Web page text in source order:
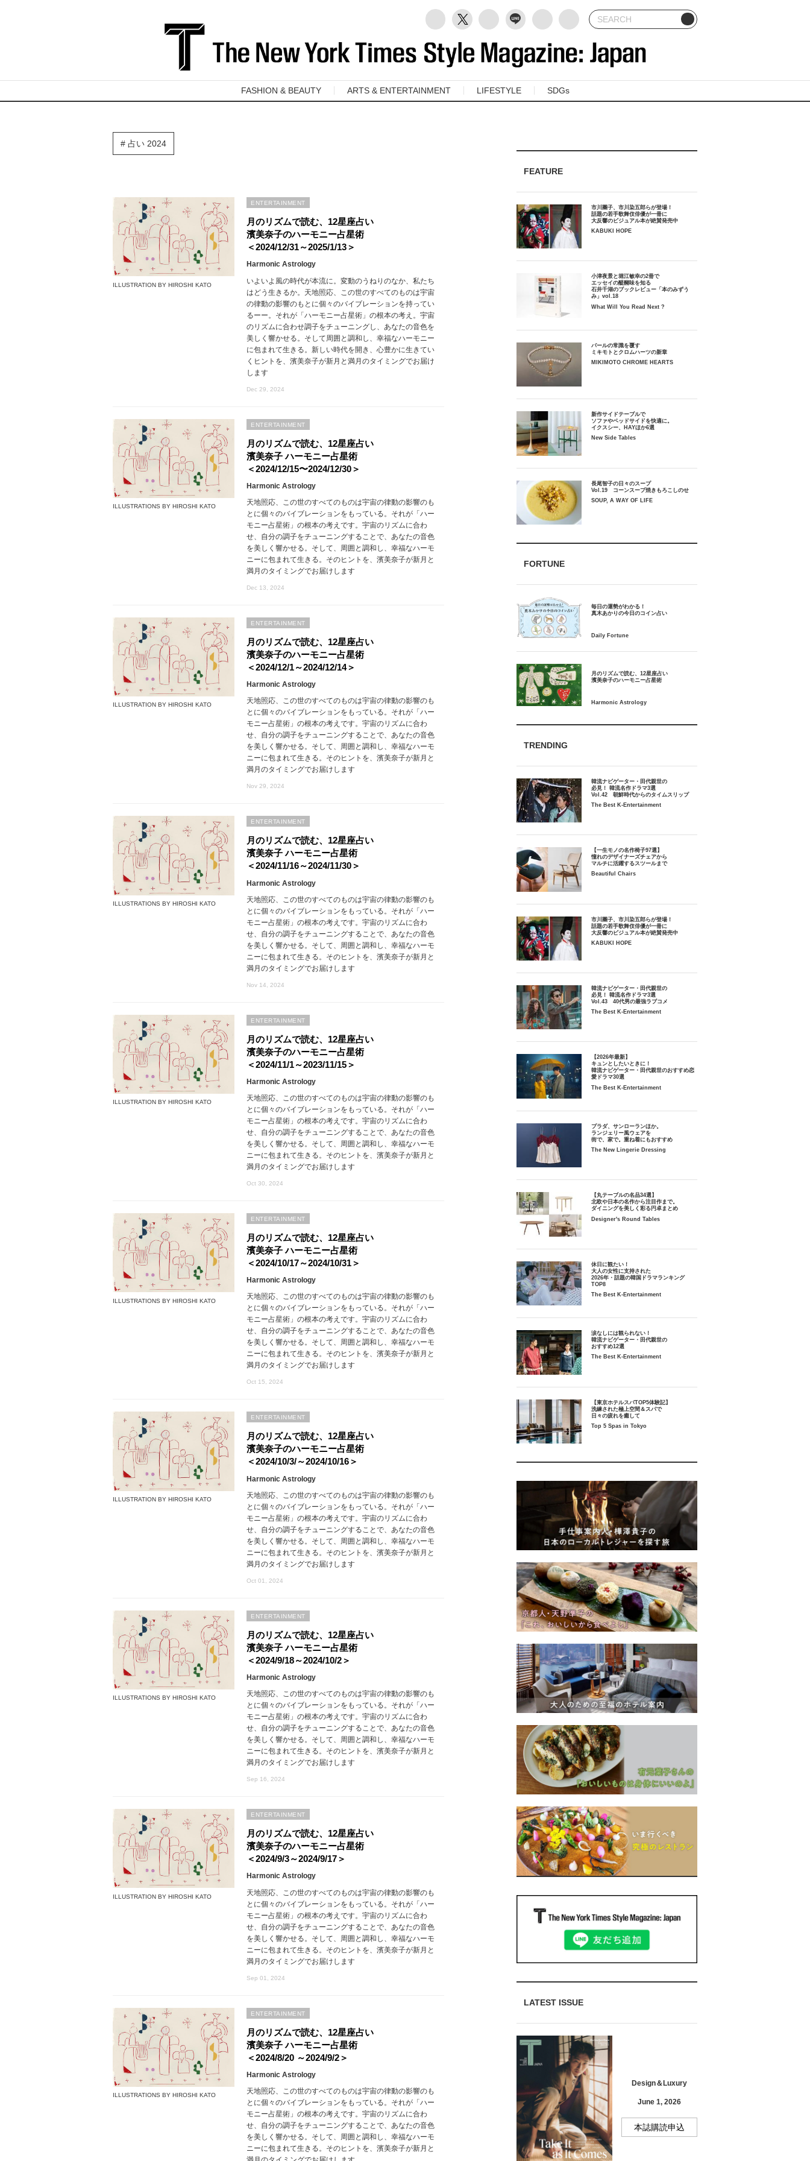
FASHION & BEAUTY ARTS & ENTERTAINMENT LIFESTYLE SDGs
占い 2024
ILLUSTRATION BY HIROSHI KATO
月のリズムで読む、12星座占い
濱美奈子のハーモニー占星術
＜2024/12/31～2025/1/13＞
Harmonic Astrology
いよいよ風の時代が本流に。変動のうねりのなか、私たち
はどう生きるか。天地照応、この世のすべてのものは宇宙
の律動の影響のもとに個々のバイブレーションを持ってい
るーー。それが「ハーモニー占星術」の根本の考え。宇宙
のリズムに合わせ調子をチューニングし、あなたの音色を
美しく響かせる。そして周囲と調和し、幸福なハーモニー
に包まれて生きる。新しい時代を開き、心豊かに生きてい
くヒントを、濱美奈子が新月と満月のタイミングでお届け
します
Dec 29, 2024
ENTERTAINMENT
ILLUSTRATIONS BY HIROSHI KATO
月のリズムで読む、12星座占い
濱美奈子 ハーモニー占星術
＜2024/12/15〜2024/12/30＞
Harmonic Astrology
天地照応、この世のすべてのものは宇宙の律動の影響のも
とに個々のバイブレーションをもっている。それが「ハー
モニー占星術」の根本の考えです。宇宙のリズムに合わ
せ、自分の調子をチューニングすることで、あなたの音色
を美しく響かせる。そして、周囲と調和し、幸福なハーモ
ニーに包まれて生きる。そのヒントを、濱美奈子が新月と
満月のタイミングでお届けします
Dec 13, 2024
ENTERTAINMENT
ILLUSTRATION BY HIROSHI KATO
月のリズムで読む、12星座占い
濱美奈子のハーモニー占星術
＜2024/12/1～2024/12/14＞
Harmonic Astrology
天地照応、この世のすべてのものは宇宙の律動の影響のも
とに個々のバイブレーションをもっている。それが「ハー
モニー占星術」の根本の考えです。宇宙のリズムに合わ
せ、自分の調子をチューニングすることで、あなたの音色
を美しく響かせる。そして、周囲と調和し、幸福なハーモ
ニーに包まれて生きる。そのヒントを、濱美奈子が新月と
満月のタイミングでお届けします
Nov 29, 2024
ENTERTAINMENT
ILLUSTRATIONS BY HIROSHI KATO
月のリズムで読む、12星座占い
濱美奈子 ハーモニー占星術
＜2024/11/16～2024/11/30＞
Harmonic Astrology
天地照応、この世のすべてのものは宇宙の律動の影響のも
とに個々のバイブレーションをもっている。それが「ハー
モニー占星術」の根本の考えです。宇宙のリズムに合わ
せ、自分の調子をチューニングすることで、あなたの音色
を美しく響かせる。そして、周囲と調和し、幸福なハーモ
ニーに包まれて生きる。そのヒントを、濱美奈子が新月と
満月のタイミングでお届けします
Nov 14, 2024
ENTERTAINMENT
ILLUSTRATION BY HIROSHI KATO
月のリズムで読む、12星座占い
濱美奈子のハーモニー占星術
＜2024/11/1～2023/11/15＞
Harmonic Astrology
天地照応、この世のすべてのものは宇宙の律動の影響のも
とに個々のバイブレーションをもっている。それが「ハー
モニー占星術」の根本の考えです。宇宙のリズムに合わ
せ、自分の調子をチューニングすることで、あなたの音色
を美しく響かせる。そして、周囲と調和し、幸福なハーモ
ニーに包まれて生きる。そのヒントを、濱美奈子が新月と
満月のタイミングでお届けします
Oct 30, 2024
ENTERTAINMENT
ILLUSTRATIONS BY HIROSHI KATO
月のリズムで読む、12星座占い
濱美奈子 ハーモニー占星術
＜2024/10/17～2024/10/31＞
Harmonic Astrology
天地照応、この世のすべてのものは宇宙の律動の影響のも
とに個々のバイブレーションをもっている。それが「ハー
モニー占星術」の根本の考えです。宇宙のリズムに合わ
せ、自分の調子をチューニングすることで、あなたの音色
を美しく響かせる。そして、周囲と調和し、幸福なハーモ
ニーに包まれて生きる。そのヒントを、濱美奈子が新月と
満月のタイミングでお届けします
Oct 15, 2024
ENTERTAINMENT
ILLUSTRATION BY HIROSHI KATO
月のリズムで読む、12星座占い
濱美奈子のハーモニー占星術
＜2024/10/3/～2024/10/16＞
Harmonic Astrology
天地照応、この世のすべてのものは宇宙の律動の影響のも
とに個々のバイブレーションをもっている。それが「ハー
モニー占星術」の根本の考えです。宇宙のリズムに合わ
せ、自分の調子をチューニングすることで、あなたの音色
を美しく響かせる。そして、周囲と調和し、幸福なハーモ
ニーに包まれて生きる。そのヒントを、濱美奈子が新月と
満月のタイミングでお届けします
Oct 01, 2024
ENTERTAINMENT
ILLUSTRATIONS BY HIROSHI KATO
月のリズムで読む、12星座占い
濱美奈子 ハーモニー占星術
＜2024/9/18～2024/10/2＞
Harmonic Astrology
天地照応、この世のすべてのものは宇宙の律動の影響のも
とに個々のバイブレーションをもっている。それが「ハー
モニー占星術」の根本の考えです。宇宙のリズムに合わ
せ、自分の調子をチューニングすることで、あなたの音色
を美しく響かせる。そして、周囲と調和し、幸福なハーモ
ニーに包まれて生きる。そのヒントを、濱美奈子が新月と
満月のタイミングでお届けします
Sep 16, 2024
ENTERTAINMENT
ILLUSTRATION BY HIROSHI KATO
月のリズムで読む、12星座占い
濱美奈子のハーモニー占星術
＜2024/9/3～2024/9/17＞
Harmonic Astrology
天地照応、この世のすべてのものは宇宙の律動の影響のも
とに個々のバイブレーションをもっている。それが「ハー
モニー占星術」の根本の考えです。宇宙のリズムに合わ
せ、自分の調子をチューニングすることで、あなたの音色
を美しく響かせる。そして、周囲と調和し、幸福なハーモ
ニーに包まれて生きる。そのヒントを、濱美奈子が新月と
満月のタイミングでお届けします
Sep 01, 2024
ENTERTAINMENT
ILLUSTRATIONS BY HIROSHI KATO
月のリズムで読む、12星座占い
濱美奈子 ハーモニー占星術
＜2024/8/20 ～2024/9/2＞
Harmonic Astrology
天地照応、この世のすべてのものは宇宙の律動の影響のも
とに個々のバイブレーションをもっている。それが「ハー
モニー占星術」の根本の考えです。宇宙のリズムに合わ
せ、自分の調子をチューニングすることで、あなたの音色
を美しく響かせる。そして、周囲と調和し、幸福なハーモ
ニーに包まれて生きる。そのヒントを、濱美奈子が新月と
ENTERTAINMENT
FEATURE
市川團子、市川染五郎らが登場！
話題の若手歌舞伎俳優が一冊に
大反響のビジュアル本が絶賛発売中
KABUKI HOPE
小津夜景と堀江敏幸の2冊で
エッセイの醍醐味を知る
石井千湖のブックレビュー「本のみずう
み」vol.18
What Will You Read Next ?
パールの常識を覆す
ミキモトとクロムハーツの新章
MIKIMOTO CHROME HEARTS
新作サイドテーブルで
ソファやベッドサイドを快適に。
イクスシー、HAYほか6選
New Side Tables
長尾智子の日々のスープ
Vol.19 コーンスープ焼きもろこしのせ
SOUP, A WAY OF LIFE
FORTUNE
毎日の運勢がわかる！
月のリズムで読む、12星座占い
TRENDING
韓流ナビゲーター・田代親世の
必見！ 韓流名作ドラマ3選
Vol.42 朝鮮時代からのタイムスリップ
The Best K-Entertainment
【一生モノの名作椅子97選】
憧れのデザイナーズチェアから
マルチに活躍するスツールまで
Beautiful Chairs
市川團子、市川染五郎らが登場！
話題の若手歌舞伎俳優が一冊に
大反響のビジュアル本が絶賛発売中
KABUKI HOPE
韓流ナビゲーター・田代親世の
必見！ 韓流名作ドラマ3選
Vol.43 40代男の最強ラブコメ
The Best K-Entertainment
【2026年最新】
キュンとしたいときに！
韓流ナビゲーター・田代親世のおすすめ恋
愛ドラマ30選
The Best K-Entertainment
プラダ、サンローランほか。
ランジェリー風ウェアを
街で、家で。重ね着にもおすすめ
The New Lingerie Dressing
【丸テーブルの名品34選】
北欧や日本の名作から注目作まで。
ダイニングを美しく彩る円卓まとめ
Designer's Round Tables
休日に観たい！
大人の女性に支持された
2026年・話題の韓国ドラマランキング
TOP8
The Best K-Entertainment
涙なしには観られない！
韓流ナビゲーター・田代親世の
おすすめ12選
The Best K-Entertainment
【東京ホテルスパTOP5体験記】
洗練された極上空間＆スパで
日々の疲れを癒して
Top 5 Spas in Tokyo
LATEST ISSUE
Design＆Luxury
June 1, 2026
本誌購読申込